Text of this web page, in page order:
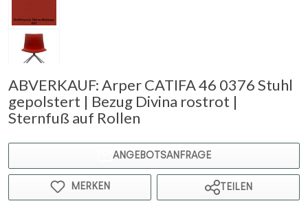
ABVERKAUF: Arper CATIFA 46 0376 Stuhl
gepolstert | Bezug Divina rostrot |
Sternfuß auf Rollen
ANGEBOTSANFRAGE
MERKEN TEILEN